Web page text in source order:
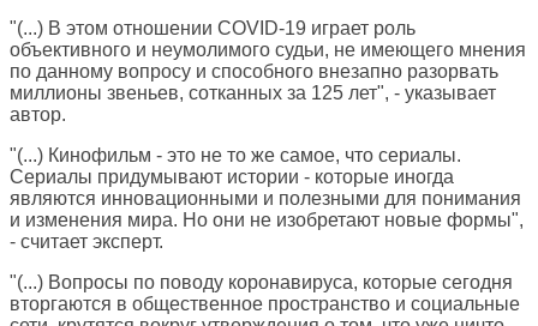
"(...) В этом отношении COVID-19 играет роль
объективного и неумолимого судьи, не имеющего мнения
по данному вопросу и способного внезапно разорвать
миллионы звеньев, сотканных за 125 лет", - указывает
автор.
"(...) Кинофильм - это не то же самое, что сериалы.
Сериалы придумывают истории - которые иногда
являются инновационными и полезными для понимания
и изменения мира. Но они не изобретают новые формы",
- считает эксперт.
"(...) Вопросы по поводу коронавируса, которые сегодня
вторгаются в общественное пространство и социальные